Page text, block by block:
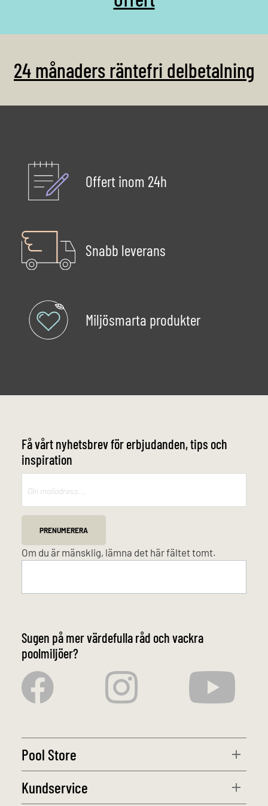
motströmsanläggningar […]
smidig installation.
24 månaders räntefri delbetalning
Offert inom 24h
Snabb leverans
Miljösmarta produkter
Få vårt nyhetsbrev för erbjudanden, tips och
inspiration
PRENUMERERA
Om du är mänsklig, lämna det här fältet tomt.
Sugen på mer värdefulla råd och vackra
poolmiljöer?
Pool Store
Kundservice